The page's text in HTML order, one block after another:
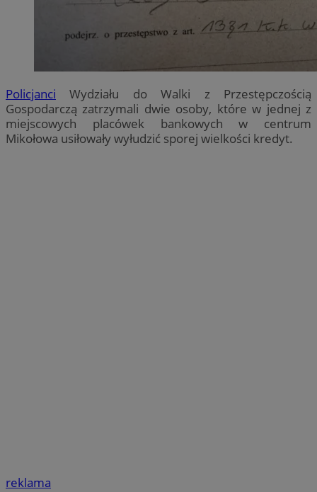
Policjanci Wydziału do Walki z Przestępczością
Gospodarczą zatrzymali dwie osoby, które w jednej z
miejscowych placówek bankowych w centrum
Mikołowa usiłowały wyłudzić sporej wielkości kredyt.
reklama